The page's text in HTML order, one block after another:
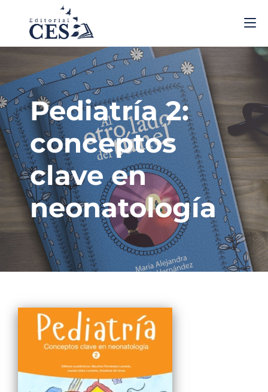
Pediatría 2:
conceptos
clave en
neonatología